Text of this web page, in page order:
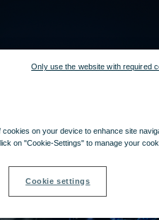
on your device to enhance site
on "Cookie-Settings" to manage your
Cookie settings
Only use the website with required